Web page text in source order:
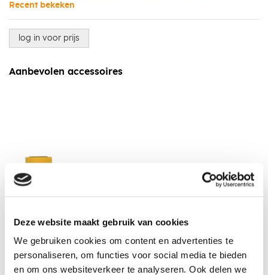
Deze website maakt gebruik van cookies
We gebruiken cookies om content en advertenties te
personaliseren, om functies voor social media te bieden
en om ons websiteverkeer te analyseren. Ook delen we
Recent bekeken
log in voor prijs
Aanbevolen accessoires
Aandrukrol EPDM Easy